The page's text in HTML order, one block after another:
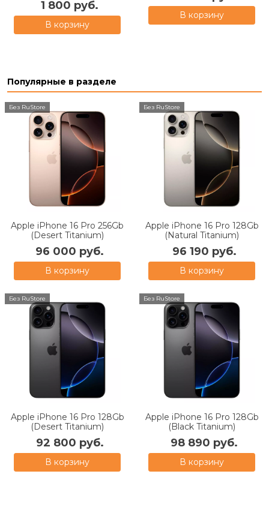
1 800 руб.
В корзину
В корзину
Популярные в разделе
Без RuStore
Apple iPhone 16 Pro 256Gb
(Desert Titanium)
96 000 руб.
В корзину
Без RuStore
Apple iPhone 16 Pro 128Gb
(Natural Titanium)
96 190 руб.
В корзину
Без RuStore
Apple iPhone 16 Pro 128Gb
(Desert Titanium)
92 800 руб.
В корзину
Без RuStore
Apple iPhone 16 Pro 128Gb
(Black Titanium)
98 890 руб.
В корзину